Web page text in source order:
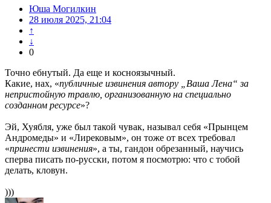
Юша Могилкин
28 июля 2025, 21:04
↑
↓
0
Точно ебнутый. Да еще и косноязычный.
Какие, нах, «публичные извинения автору „Ваша Лена“ за
непристойную травлю, организованную на специально
созданном ресурсе»?
Эй, Хуябля, уже был такой чувак, называл себя «Прынцем
Андромеды» и «Лирековым», он тоже от всех требовал
«принести извинения», а ты, гандон обрезанный, научись
сперва писать по-русски, потом я посмотрю: что с тобой
делать, кловун.
)))